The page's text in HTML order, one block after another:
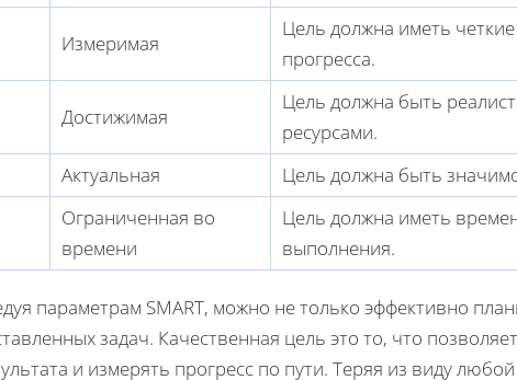
Измеримая
Цель должна иметь
прогресса.
Достижимая
Цель должна быть
ресурсами.
Актуальная Цель должна быть
Ограниченная во
времени
Цель должна иметь
выполнения.
параметрам SMART, можно не только эффективно
задач. Качественная цель это то, что
и измерять прогресс по пути. Теряя из виду